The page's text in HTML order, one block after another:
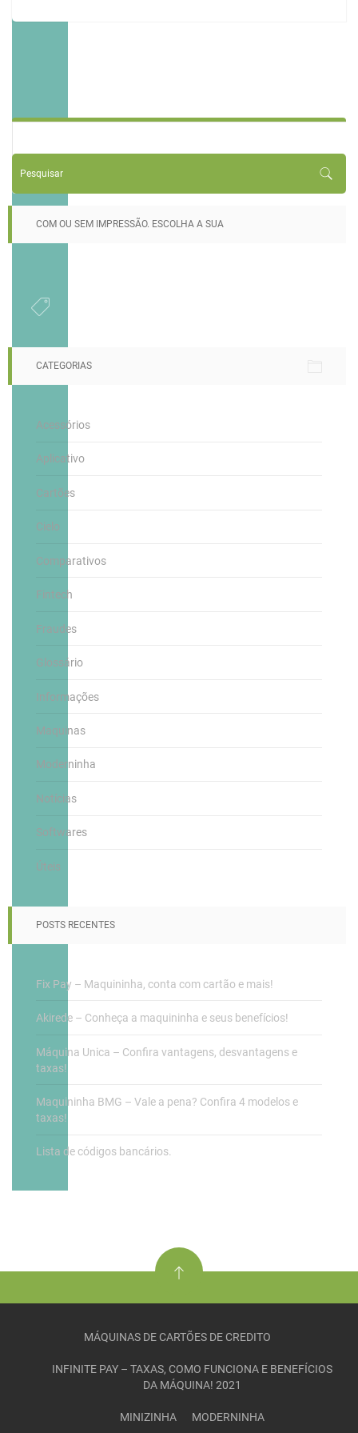
COM OU SEM IMPRESSÃO. ESCOLHA A SUA
CATEGORIAS
Acessórios
Aplicativo
Cartões
Cielo
Comparativos
Fintech
Fraudes
Glossário
Informações
Maquinas
Moderninha
Notícias
Softwares
Úteis
POSTS RECENTES
Fix Pay – Maquininha, conta com cartão e mais!
Akirede – Conheça a maquininha e seus benefícios!
Máquina Unica – Confira vantagens, desvantagens e
taxas!
Maquininha BMG – Vale a pena? Confira 4 modelos e
taxas!
Lista de códigos bancários.
MÁQUINAS DE CARTÕES DE CREDITO
INFINITE PAY – TAXAS, COMO FUNCIONA E BENEFÍCIOS
DA MÁQUINA! 2021
MINIZINHA MODERNINHA